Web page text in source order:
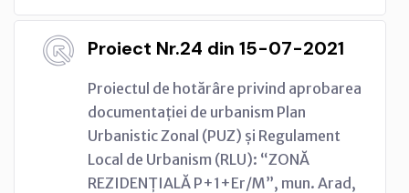
Proiect Nr.24 din 15-07-2021
Proiectul de hotărâre privind aprobarea
documentației de urbanism Plan
Urbanistic Zonal (PUZ) și Regulament
Local de Urbanism (RLU): “ZONĂ
REZIDENȚIALĂ P+1+Er/M”, mun. Arad,